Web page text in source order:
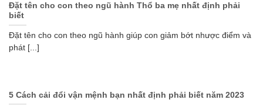
Đặt tên cho con theo ngũ hành Thổ ba mẹ nhất định phải
biết
Đặt tên cho con theo ngũ hành giúp con giảm bớt nhược điểm và
phát [...]
5 Cách cải đổi vận mệnh bạn nhất định phải biết năm 2023